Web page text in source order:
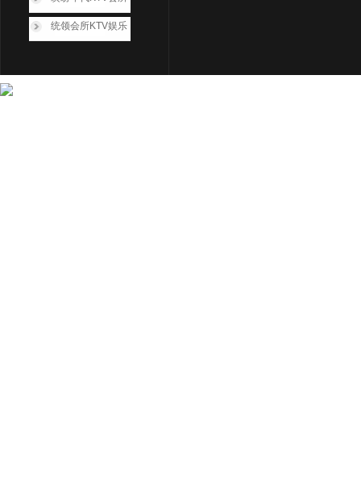
统领会所KTV娱乐